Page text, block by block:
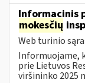
Informacinis
mokesčių
Web turinio
Informuojame,
prie Lietuvos
viršininko 2025